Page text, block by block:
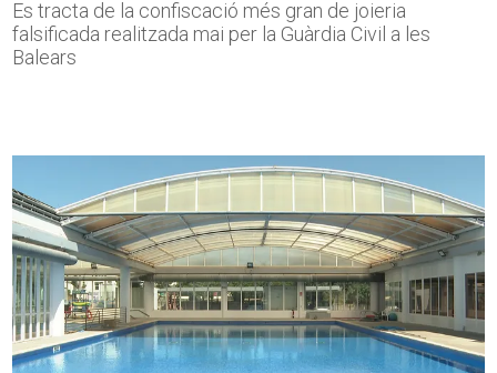
Es tracta de la confiscació més gran de joieria
falsificada realitzada mai per la Guàrdia Civil a les
Balears